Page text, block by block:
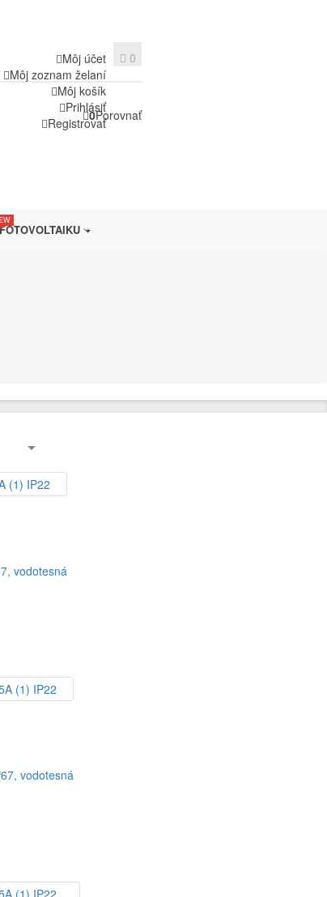
Môj účet
Môj zoznam želaní
Môj košík
Prihlásiť
Registrovať
0
0Porovnať

vodotesná
vodotesná